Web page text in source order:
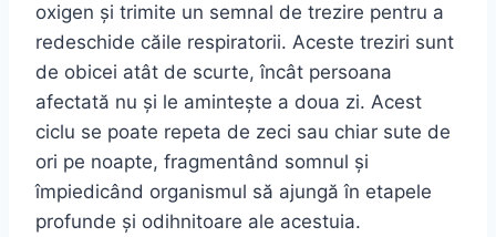
oxigen și trimite un semnal de trezire pentru a
redeschide căile respiratorii. Aceste treziri sunt
de obicei atât de scurte, încât persoana
afectată nu și le amintește a doua zi. Acest
ciclu se poate repeta de zeci sau chiar sute de
ori pe noapte, fragmentând somnul și
împiedicând organismul să ajungă în etapele
profunde și odihnitoare ale acestuia.